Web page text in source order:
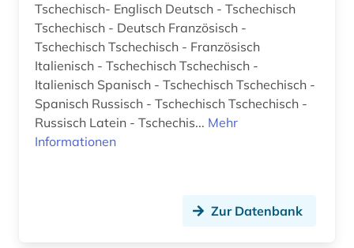
volkskunde (2)
vorname (1)
völkerkunde (2)
webblog (1)
weinbau (2)
wilhelm (2)
Tschechisch- Englisch Deutsch - Tschechisch
Tschechisch - Deutsch Französisch -
Tschechisch Tschechisch - Französisch
Italienisch - Tschechisch Tschechisch -
Italienisch Spanisch - Tschechisch Tschechisch -
Spanisch Russisch - Tschechisch Tschechisch -
Russisch Latein - Tschechis... Mehr
Informationen
Zur Datenbank